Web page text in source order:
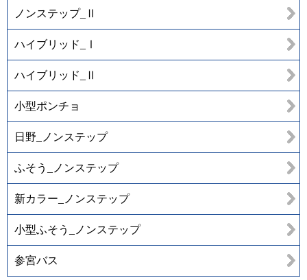
ノンステップ_Ⅱ
ハイブリッド_Ⅰ
ハイブリッド_Ⅱ
小型ポンチョ
日野_ノンステップ
ふそう_ノンステップ
新カラー_ノンステップ
小型ふそう_ノンステップ
参宮バス